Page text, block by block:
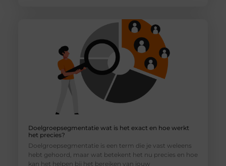
Doelgroepsegmentatie wat is het exact en hoe werkt
het precies?
Doelgroepsegmentatie is een term die je vast weleens
hebt gehoord, maar wat betekent het nu precies en hoe
kan het helpen bij het bereiken van jouw